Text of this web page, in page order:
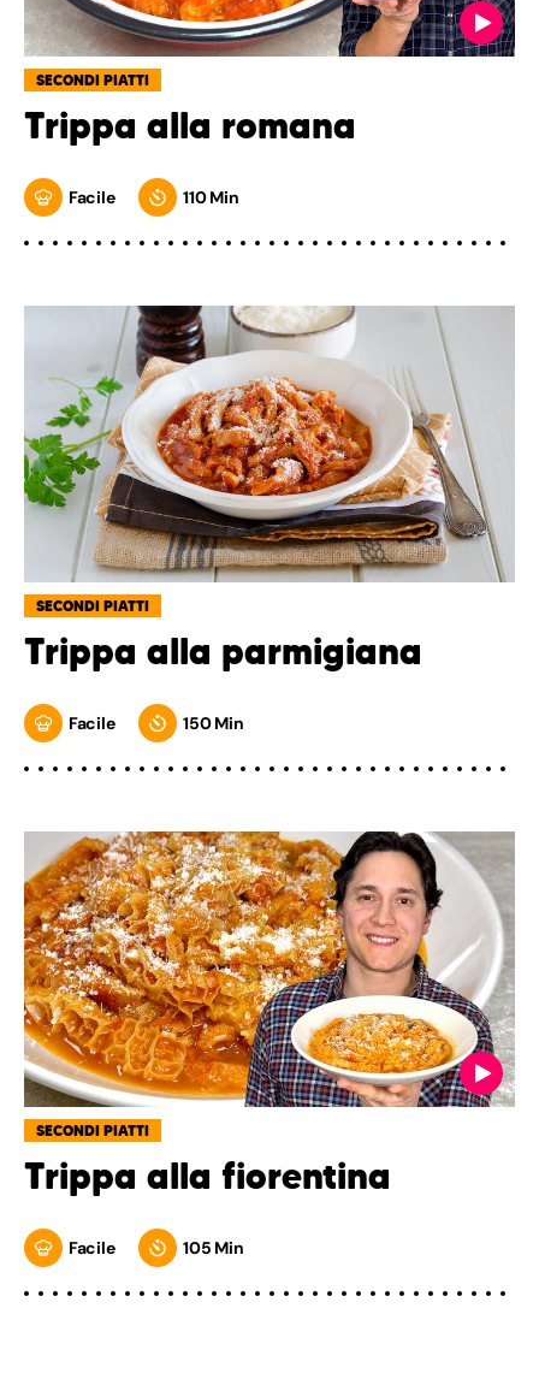
SECONDI PIATTI
Trippa alla romana
Facile 110 Min
SECONDI PIATTI
Trippa alla parmigiana
Facile 150 Min
SECONDI PIATTI
Trippa alla fiorentina
Facile 105 Min